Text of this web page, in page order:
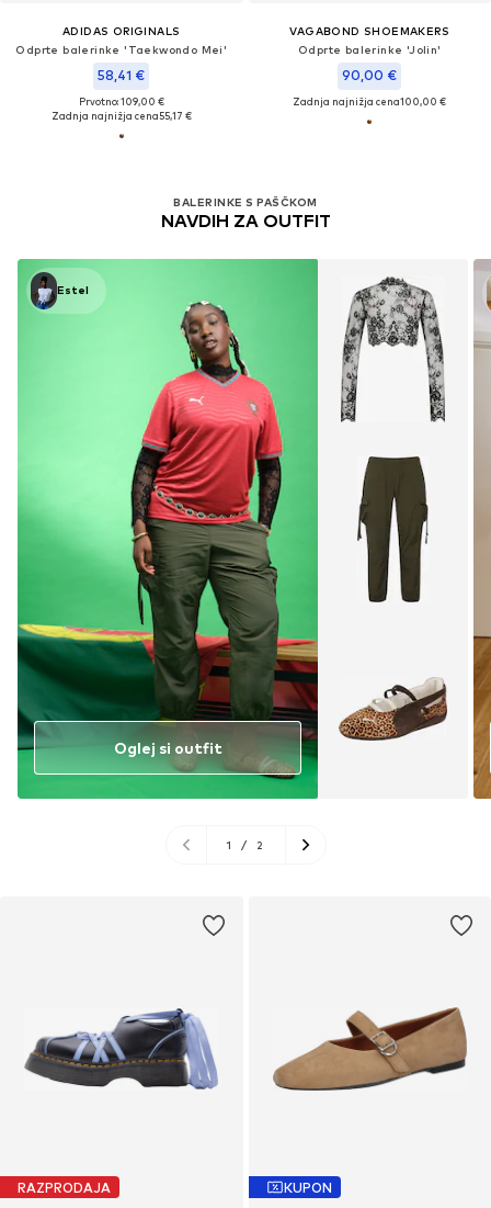
ADIDAS ORIGINALS
Odprte balerinke 'Taekwondo Mei'
58,41 €
Prvotno: 109,00 €
Zadnja najnižja cena55,17 €
BALERINKE S PAŠČKOM
NAVDIH ZA OUTFIT
Estel
Oglej si outfit
1 / 2
VAGABOND SHOEMAKERS
Odprte balerinke 'Jolin'
90,00 €
Zadnja najnižja cena100,00 €
RAZPRODAJA KUPON